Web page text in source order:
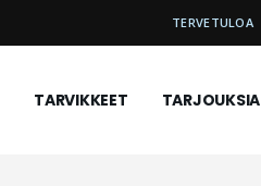
TERVETULOA
TARVIKKEET TARJOUKSIA